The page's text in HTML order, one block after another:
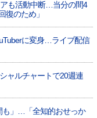
アも活動中断…当分の間4
復のため」
に変身…ライブ配信
ャルチャートで20週連
も」…「全知的おせっか